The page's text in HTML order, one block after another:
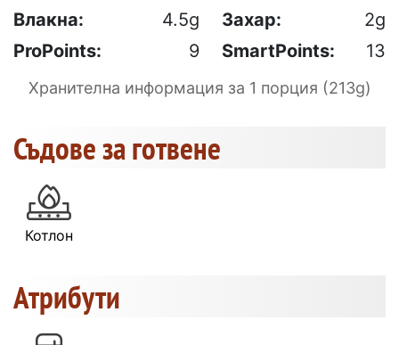
Влакна: 4.5g Захар:
2g
ProPoints:
9 SmartPoints: 13
Хранителна информация за 1 порция (213g)
Съдове за готвене
Котлон
Атрибути